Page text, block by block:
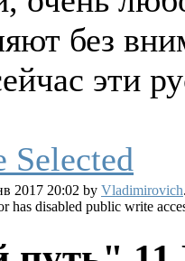
без
эти
2017 20:02 by Vladimirovich
has disabled public write